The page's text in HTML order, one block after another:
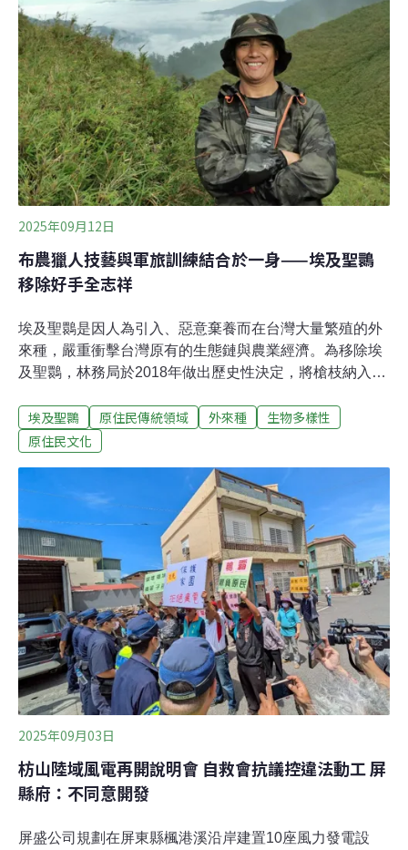
（Pisirian）的傳統領域，計畫於基翬海灣開發10.5公頃、
興建200間客房的渡假村。內政部海岸管理審議會7月24日
召開滿地富第六次會議。根據地球公民基金會發布會後新
聞稿，當天完成雙方民眾意見陳述及委員與開發單位答詢
後，便進行閉門審議。當日並無審議結果，主辦機關表
示，最終決議仍須
2025年09月12日
布農獵人技藝與軍旅訓練結合於一身——埃及聖䴉
移除好手全志祥
埃及聖䴉是因人為引入、惡意棄養而在台灣大量繁殖的外
來種，嚴重衝擊台灣原有的生態鏈與農業經濟。為移除埃
及聖䴉，林務局於2018年做出歷史性決定，將槍枝納入移
種獵人」團隊守護土地。其中，來自南投信義鄉的布農族
獵人全志祥（族名Biung Soqluman），曾任憲兵特勤隊射
林智慧，讓向來極難的埃及聖䴉移除任務快速推進，成為
團隊重要的人物。全志祥說，自己不是一開始就熱愛狩
獵，還一度遠離山林，但命運與文化，讓他學會了站在父
親與自然之間，尋找自己的位置。父命難違 獵人之子的山
路啟蒙全志祥自小生活在南投信義鄉地利部落，但更多時
間不是待在部落，而是在祖父那輩兄弟姊妹共居的深山聚
落中成長。父親是山中的獵人，掌握傳統知識與獵技。作
為長子，他從小便背負起較重的家庭責任：放牛、照顧弟
妹，還有最困難的一項——學著打獵
埃及聖䴉 原住民傳統領域 外來種
生物多樣性
原住民文化
2025年09月03日
枋山陸域風電再開說明會 自救會抗議控違法動工 屏
縣府：不同意開發
屏盛公司規劃在屏東縣楓港溪沿岸建置10座風力發電設